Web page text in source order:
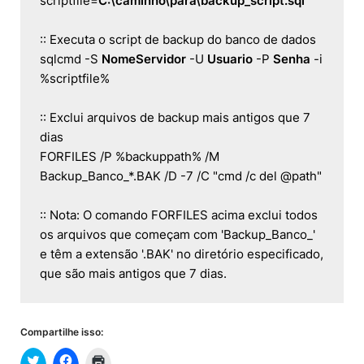
:: Executa o script de backup do banco de dados
sqlcmd -S NomeServidor -U Usuario -P Senha -i
%scriptfile%
:: Exclui arquivos de backup mais antigos que 7
dias
FORFILES /P %backuppath% /M
Backup_Banco_*.BAK /D -7 /C "cmd /c del @path"
:: Nota: O comando FORFILES acima exclui todos
os arquivos que começam com 'Backup_Banco_'
e têm a extensão '.BAK' no diretório especificado,
Compartilhe isso: